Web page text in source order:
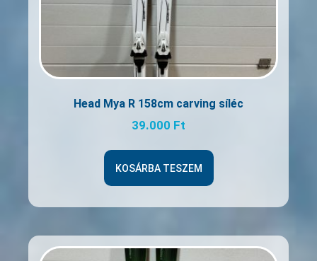
Head Mya R 158cm carving síléc
39.000 Ft
KOSÁRBA TESZEM